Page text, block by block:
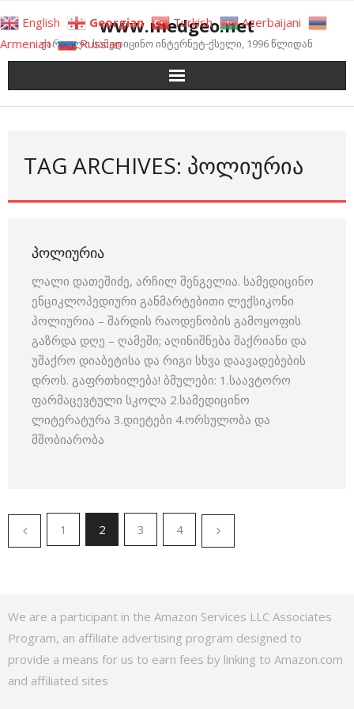
to
content
www.medgeo.net
ქართული სამედიცინო ინტერნეტ-ქსელი, 1996 წლიდან
TAG ARCHIVES: ᲞᲝᲚᲘᲣᲠᲘᲐ
ᲞᲝᲚᲘᲣᲠᲘᲐ
ლალი დათეშიძე, არჩილ შენგელია. სამედიცინო
ენციკლოპედიური განმარტებითი ლექსიკონი
პოლიურია – შარდის რაოდენობის გამოყოფის
გაზრდა დღე – ღამეში; აღინიშნება შაქრიანი და
უშაქრო დიაბეტისა და რიგი სხვა დაავადებების
დროს. გაფრთხილება! ბმულები: 1.საავტორო
ფარმაცევტული სკოლა 2.სამედიცინო
ლიტერატურა 3.დიეტები 4.ორსულობა და
მშობიარობა
1 2 3 4
We are a participant in the Amazon Services LLC Associates
Program, an affiliate advertising program designed to
provide a means for us to earn fees by linking to Amazon.com
and affiliated sites
English Georgian Turkish
Azerbaijani
Armenian
Russian